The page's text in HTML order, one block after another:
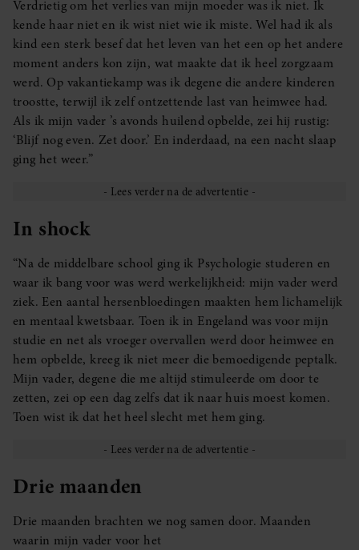
Verdrietig om het verlies van mijn moeder was ik niet. Ik
kende haar niet en ik wist niet wie ik miste. Wel had ik als
kind een sterk besef dat het leven van het een op het andere
moment anders kon zijn, wat maakte dat ik heel zorgzaam
werd. Op vakantiekamp was ik degene die andere kinderen
troostte, terwijl ik zelf ontzettende last van heimwee had.
Als ik mijn vader ’s avonds huilend opbelde, zei hij rustig:
‘Blijf nog even. Zet door.’ En inderdaad, na een nacht slaap
ging het weer.”
In shock
“Na de middelbare school ging ik Psychologie studeren en
waar ik bang voor was werd werkelijkheid: mijn vader werd
ziek. Een aantal hersenbloedingen maakten hem lichamelijk
en mentaal kwetsbaar. Toen ik in Engeland was voor mijn
studie en net als vroeger overvallen werd door heimwee en
hem opbelde, kreeg ik niet meer die bemoedigende peptalk.
Mijn vader, degene die me altijd stimuleerde om door te
zetten, zei op een dag zelfs dat ik naar huis moest komen.
Toen wist ik dat het heel slecht met hem ging.
Drie maanden
Drie maanden brachten we nog samen door. Maanden
waarin mijn vader voor het